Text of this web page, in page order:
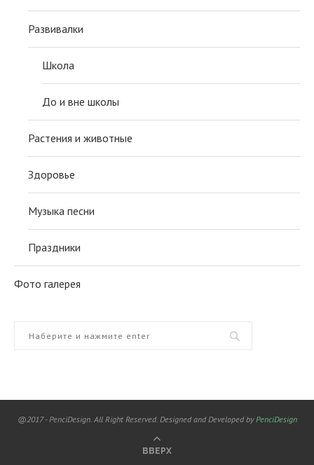
Развивалки
Школа
До и вне школы
Растения и животные
Здоровье
Музыка песни
Праздники
Фото галерея
@2017 - PenciDesign. All Right Reserved. Designed and Developed byPenciDesign
ВВЕРХ